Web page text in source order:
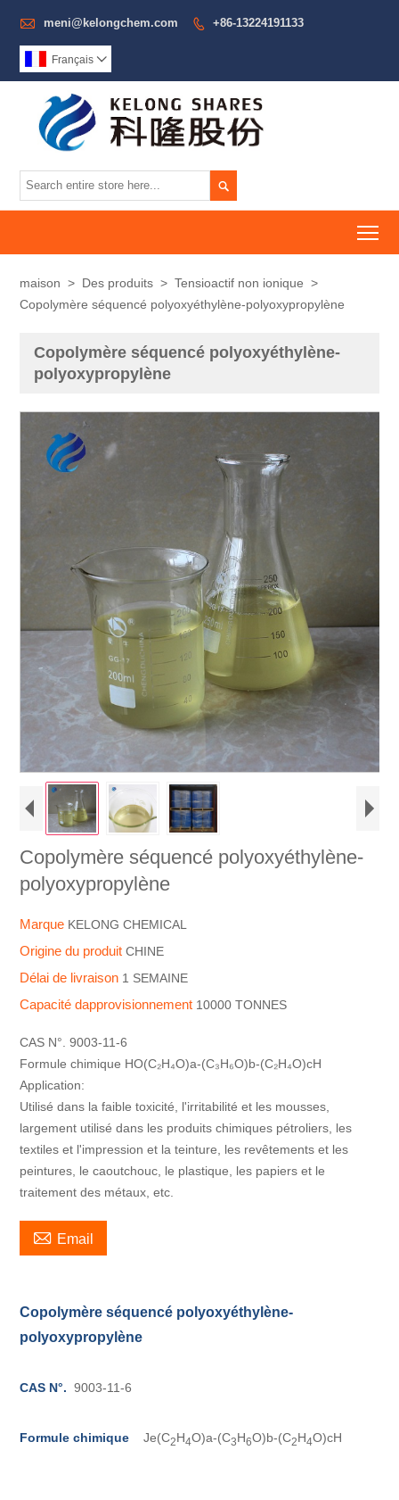
 meni@kelongchem.com  +86-13224191133
Français 

maison > Des produits > Tensioactif non ionique >
Copolymère séquencé polyoxyéthylène-polyoxypropylène
Copolymère séquencé polyoxyéthylène-
polyoxypropylène
Copolymère séquencé polyoxyéthylène-
polyoxypropylène
Marque KELONG CHEMICAL
Origine du produitCHINE
Délai de livraison 1 SEMAINE
Capacité dapprovisionnement 10000 TONNES
CAS N°. 9003-11-6
Formule chimique HO(C₂H₄O)a-(C₃H₆O)b-(C₂H₄O)cH
Application:
Utilisé dans la faible toxicité, l'irritabilité et les mousses,
largement utilisé dans les produits chimiques pétroliers, les
textiles et l'impression et la teinture, les revêtements et les
peintures, le caoutchouc, le plastique, les papiers et le
traitement des métaux, etc.
 Email
Copolymère séquencé polyoxyéthylène-
polyoxypropylène
CAS N°. 9003-11-6
Formule chimique Je(C2H4O)a-(C3H6O)b-(C2H4O)cH